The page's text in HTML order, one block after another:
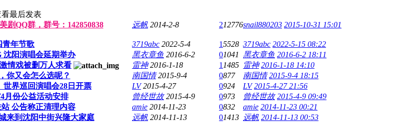
看最后发表
剧QQ群，群号：142850838 远帆 2014-2-8 212776snail880203 2015-10-31 15:01
青年节歌 3719abc 2022-5-4 15528 3719abc 2022-5-15 08:22
沈阳演唱会延期举办 黑衣章鱼 2016-6-2 01041 黑衣章鱼 2016-6-2 18:11
情戏被删万人求看 雷神 2016-1-18 1 1485 雷神 2016-1-18 14:10
你又会怎么选呢？ 南国情 2015-9-4 0877 南国情 2015-9-4 18:15
世界巡回演唱会28日开票 LV 2015-4-27 0924 LV 2015-4-27 21:56
月份公益活动安排 曾经世故 2015-4-9 0973 曾经世故 2015-4-9 09:49
公告称正清理内容 amie 2014-11-23 0832 amie 2014-11-23 00:21
来到沈阳中街兴隆大家庭 远帆 2014-11-13 01413 远帆 2014-11-13 00:53